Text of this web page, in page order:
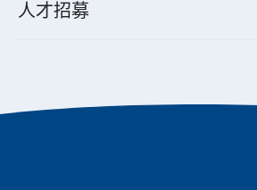
全領域空調產品
公司治理
東元70
人才招募